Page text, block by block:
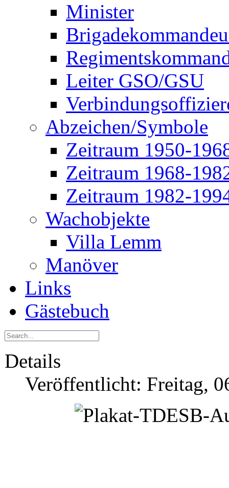
Minister
Leiter GSO/GSU
Abzeichen/Symbole
Zeitraum 1950-
Zeitraum 1968-
Zeitraum 1982-
Wachobjekte
Villa Lemm
Manöver
Links
Gästebuch
Details
Veröffentlicht: Freitag,